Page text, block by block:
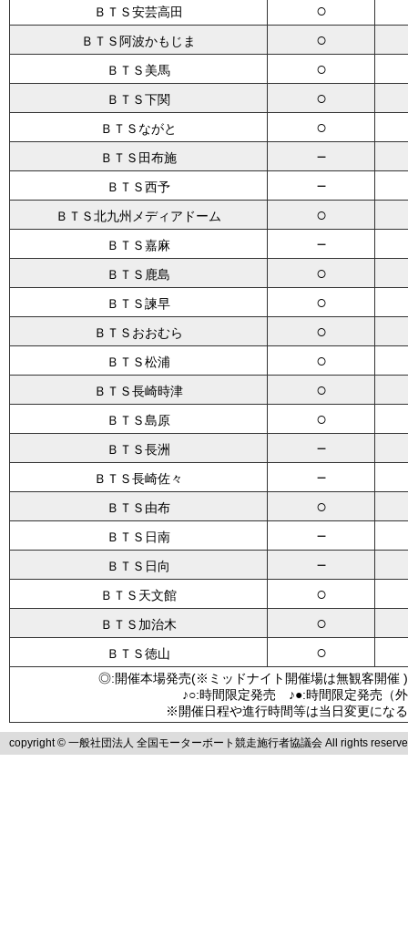
ＢＴＳ安芸高田 ○
ＢＴＳ阿波かもじま ○
ＢＴＳ美馬 ○
ＢＴＳ下関 ○
ＢＴＳながと ○
ＢＴＳ田布施 －
ＢＴＳ西予 －
ＢＴＳ北九州メディアドーム ○
ＢＴＳ嘉麻 －
ＢＴＳ鹿島 ○
ＢＴＳ諫早 ○
ＢＴＳおおむら ○
ＢＴＳ松浦 ○
ＢＴＳ長崎時津 ○
ＢＴＳ島原 ○
ＢＴＳ長洲 －
ＢＴＳ長崎佐々 －
ＢＴＳ由布 ○
ＢＴＳ日南 －
ＢＴＳ日向 －
ＢＴＳ天文館 ○
ＢＴＳ加治木 ○
ＢＴＳ徳山 ○
◎:開催本場発売(※ミッドナイト開催場は無観客
♪○:時間限定発売 ♪●:時間限定発売
※開催日程や進行時間等は当日変更にな
copyright © 一般社団法人 全国モーターボート競走施行者協議会 All rights